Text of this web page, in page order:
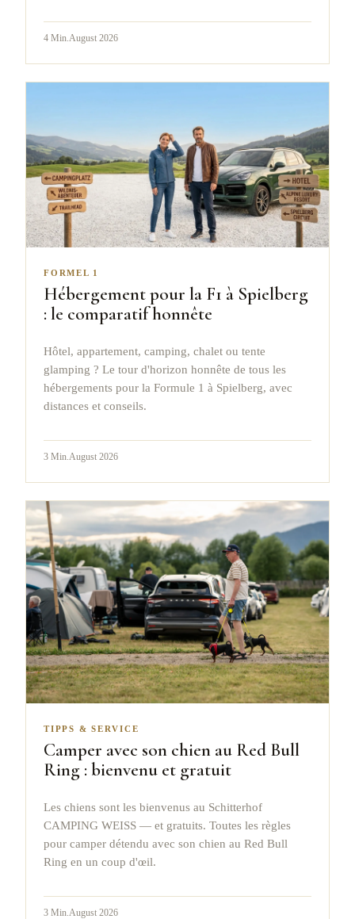
4 Min. August 2026
FORMEL 1
Hébergement pour la F1 à Spielberg
: le comparatif honnête
Hôtel, appartement, camping, chalet ou tente
glamping ? Le tour d'horizon honnête de tous les
hébergements pour la Formule 1 à Spielberg, avec
distances et conseils.
3 Min.August 2026
TIPPS & SERVICE
Camper avec son chien au Red Bull
Ring : bienvenu et gratuit
Les chiens sont les bienvenus au Schitterhof
CAMPING WEISS — et gratuits. Toutes les règles
pour camper détendu avec son chien au Red Bull
Ring en un coup d'œil.
3 Min. August 2026